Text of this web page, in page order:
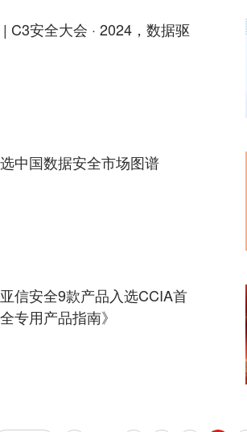
C3安全大会 · 2024，数据驱
中国数据安全市场图谱
信安全9款产品入选CCIA首
专用产品指南》